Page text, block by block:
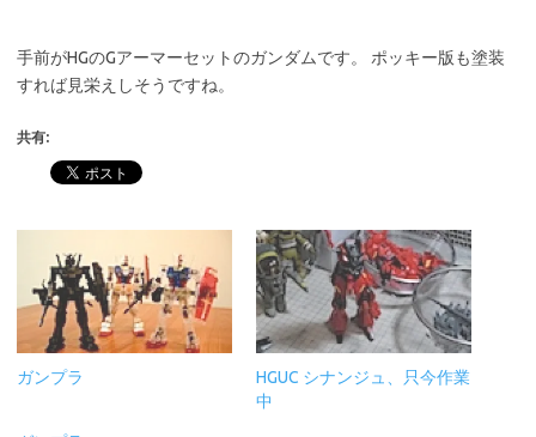
手前がHGのGアーマーセットのガンダムです。 ポッキー版も塗装
すれば見栄えしそうですね。
共有:
ガンプラ
HGUC シナンジュ、只今作業
中